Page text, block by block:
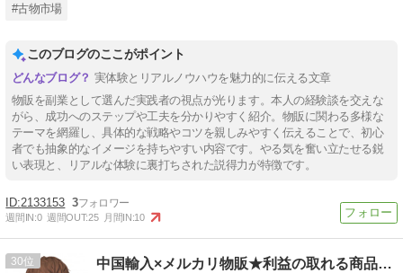
#古物市場
このブログのここがポイント
実体験とリアルノウハウを魅力的に伝える文章
物販を副業として選んだ実践者の視点が光ります。本人の経験談を交えな
がら、成功へのステップや工夫を分かりやすく紹介。物販に関わる多様な
テーマを網羅し、具体的な戦略やコツを親しみやすく伝えることで、初心
者でも抽象的なイメージを持ちやすい内容です。やる気を奮い立たせる鋭
い表現と、リアルな体験に裏打ちされた説得力が特徴です。
2133153 3
週間IN:0 週間OUT:25 月間IN:10
30 中国輸入×メルカリ物販★利益の取れる商品@こにたけ